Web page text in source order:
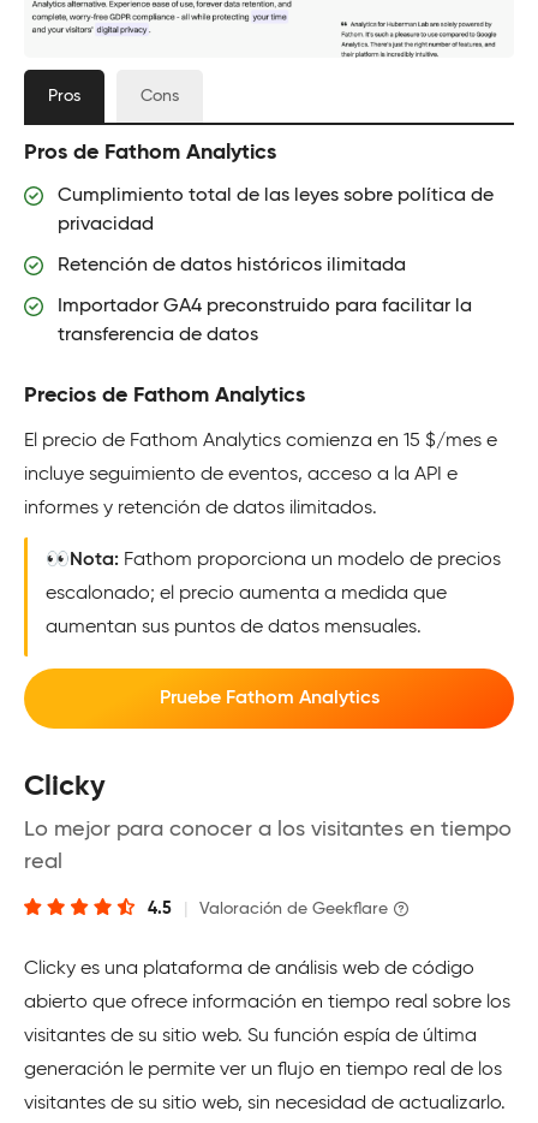
Pros Cons
Pros de Fathom Analytics
Cumplimiento total de las leyes sobre política de
privacidad
Retención de datos históricos ilimitada
Importador GA4 preconstruido para facilitar la
transferencia de datos
Precios de Fathom Analytics
El precio de Fathom Analytics comienza en 15 $/mes e
incluye seguimiento de eventos, acceso a la API e
informes y retención de datos ilimitados.
👀Nota: Fathom proporciona un modelo de precios
escalonado; el precio aumenta a medida que
aumentan sus puntos de datos mensuales.
Pruebe Fathom Analytics
Clicky
Lo mejor para conocer a los visitantes en tiempo
real
4.5 Valoración de Geekflare
Clicky es una plataforma de análisis web de código
abierto que ofrece información en tiempo real sobre los
visitantes de su sitio web. Su función espía de última
generación le permite ver un flujo en tiempo real de los
visitantes de su sitio web, sin necesidad de actualizarlo.